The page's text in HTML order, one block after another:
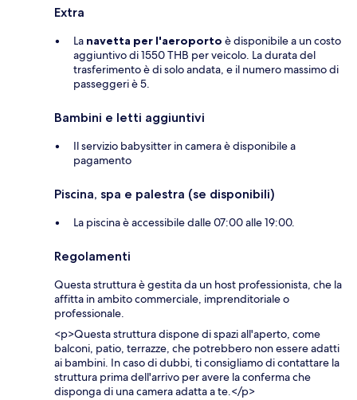
Extra
La navetta per l'aeroporto è disponibile a un costo
aggiuntivo di 1550 THB per veicolo. La durata del
trasferimento è di solo andata, e il numero massimo di
passeggeri è 5.
Bambini e letti aggiuntivi
Il servizio babysitter in camera è disponibile a
pagamento
Piscina, spa e palestra (se disponibili)
La piscina è accessibile dalle 07:00 alle 19:00.
Regolamenti
Questa struttura è gestita da un host professionista, che la
affitta in ambito commerciale, imprenditoriale o
professionale.
<p>Questa struttura dispone di spazi all'aperto, come
balconi, patio, terrazze, che potrebbero non essere adatti
ai bambini. In caso di dubbi, ti consigliamo di contattare la
struttura prima dell'arrivo per avere la conferma che
disponga di una camera adatta a te.</p>